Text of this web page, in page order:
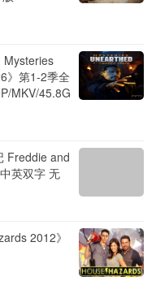
Mysteries
》第1-2季全
MKV/45.8G
Freddie and
英双字 无
2012》